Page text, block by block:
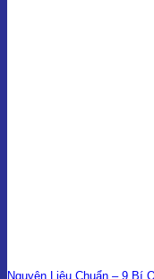
Nguyên Liệu Chuẩn – 9 Bí